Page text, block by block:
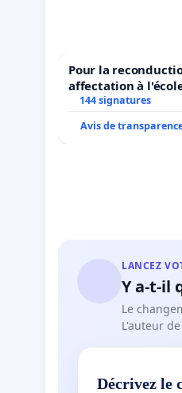
Pour la
affectation à
LAMARTINE
144 signatures
Avis de
LANCEZ
Y a-t-il
Le
L'auteur
Décrivez le